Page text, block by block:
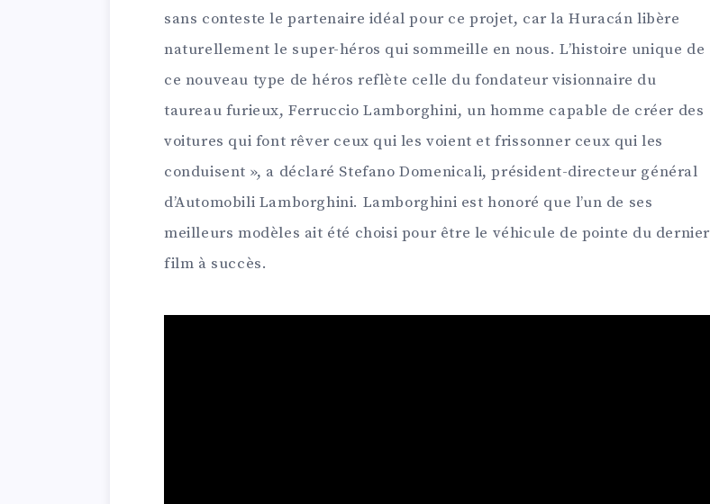
sans conteste le partenaire idéal pour ce projet, car la Huracán libère
naturellement le super-héros qui sommeille en nous. L’histoire unique de
ce nouveau type de héros reflète celle du fondateur visionnaire du
taureau furieux, Ferruccio Lamborghini, un homme capable de créer des
voitures qui font rêver ceux qui les voient et frissonner ceux qui les
conduisent », a déclaré Stefano Domenicali, président-directeur général
d’Automobili Lamborghini. Lamborghini est honoré que l’un de ses
meilleurs modèles ait été choisi pour être le véhicule de pointe du dernier
film à succès.